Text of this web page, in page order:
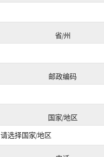
省/州
邮政编码
国家/地区
请选择国家/地区